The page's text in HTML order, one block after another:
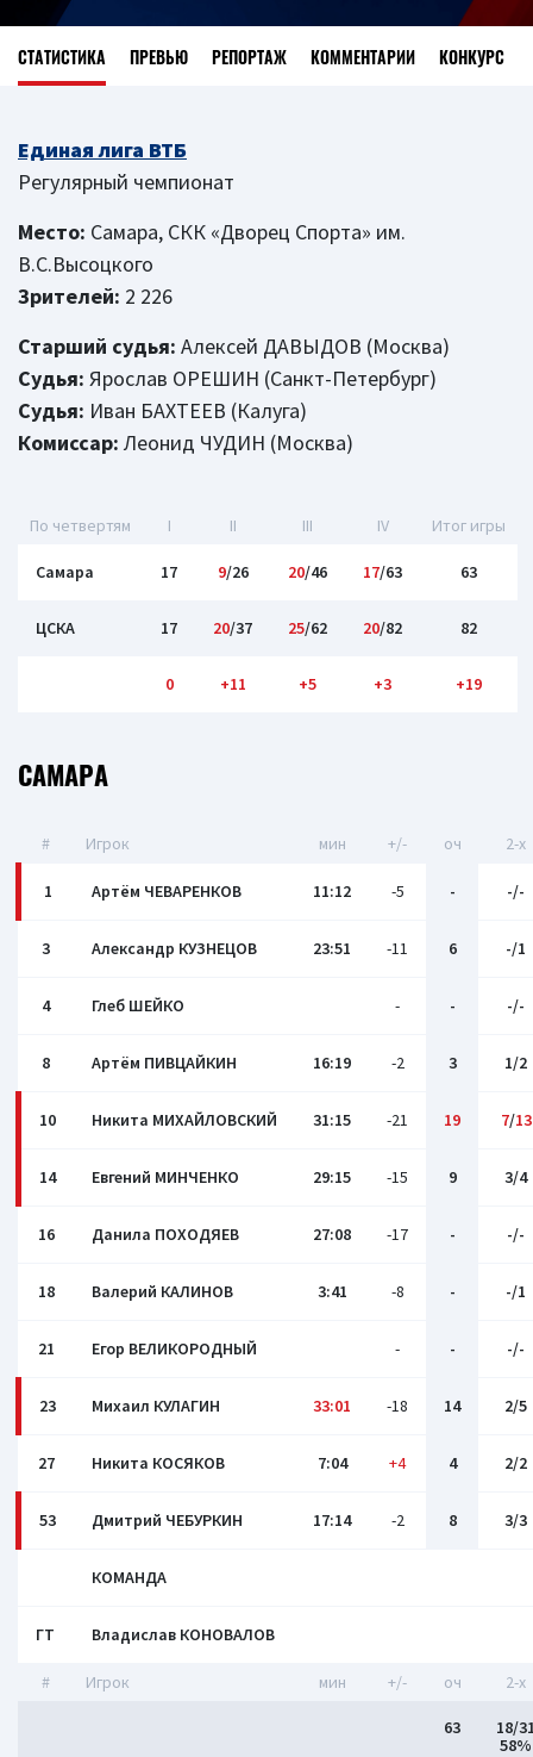
СТАТИСТИКА ПРЕВЬЮ РЕПОРТАЖ КОММЕНТАРИИ КОНКУРС
Единая лига ВТБ
Регулярный чемпионат
Место: Самара, СКК «Дворец Спорта» им.
В.С.Высоцкого
Зрителей: 2 226
Старший судья: Алексей ДАВЫДОВ (Москва)
Судья: Ярослав ОРЕШИН (Санкт-Петербург)
Судья: Иван БАХТЕЕВ (Калуга)
Комиссар: Леонид ЧУДИН (Москва)
По четвертям I II III IV Итог игры
Самара 17 9/26 20/46 17/63 63
ЦСКА 17 20/37 25/62 20/82 82
0 +11 +5 +3 +19
САМАРА
# Игрок мин +/- оч 2-x
1 Артём ЧЕВАРЕНКОВ 11:12 -5 - -/-
3 Александр КУЗНЕЦОВ 23:51 -11 6 -/1
4 Глеб ШЕЙКО - - -/-
8 Артём ПИВЦАЙКИН 16:19 -2 3 1/2
10 Никита МИХАЙЛОВСКИЙ 31:15 -21 19 7/13
14 Евгений МИНЧЕНКО 29:15 -15 9 3/4
16 Данила ПОХОДЯЕВ 27:08 -17 - -/-
18 Валерий КАЛИНОВ 3:41 -8 - -/1
21 Егор ВЕЛИКОРОДНЫЙ - - -/-
23 Михаил КУЛАГИН 33:01 -18 14 2/5
27 Никита КОСЯКОВ 7:04 +4 4 2/2
53 Дмитрий ЧЕБУРКИН 17:14 -2 8 3/3
КОМАНДА
ГТ Владислав КОНОВАЛОВ
# Игрок мин +/- оч 2-x
63
18/
58%